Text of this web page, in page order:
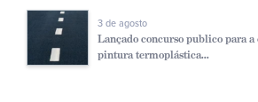
3 de agosto
Lançado concurso publico para
pintura termoplástica...